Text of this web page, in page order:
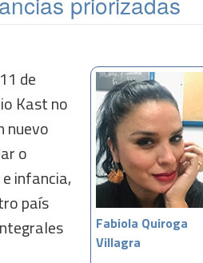
Fabiola Quiroga
Villagra
de
Kast no
nuevo
o
infancia,
país